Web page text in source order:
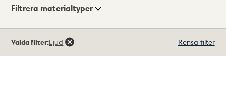
Visningsläge
Filtrera materialtyper
träffar
Valda filter:Ljud Rensa filter